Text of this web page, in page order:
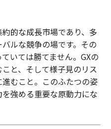
的な成長市場であり、多
ルな競争の場です。その
いては勝てません。GXの
と、そして様子見のリス
むこと。このふたつの姿
強める重要な原動力にな